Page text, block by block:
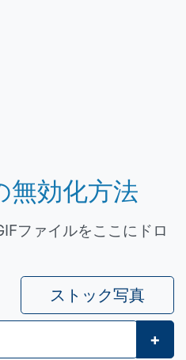
効化方法
ファイルをここにドロ
ストック写真
+